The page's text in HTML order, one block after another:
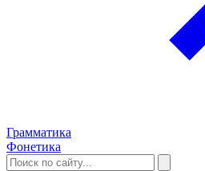
Грамматика
Фонетика